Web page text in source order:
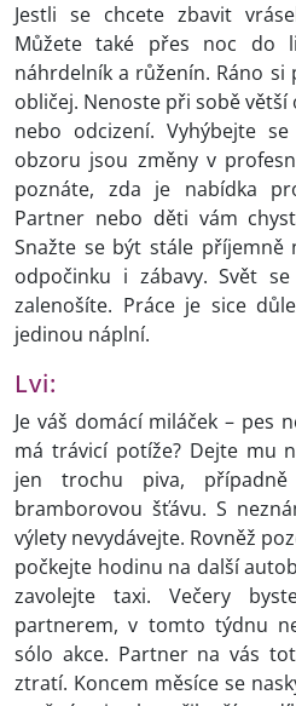
Jestli se chcete zbavit
Můžete také přes noc do
náhrdelník a růženín. Ráno
obličej. Nenoste při sobě
nebo odcizení. Vyhýbejte
obzoru jsou změny v
poznáte, zda je nabídka
Partner nebo děti vám
Snažte se být stále příjemně
odpočinku i zábavy. Svět
zalenošíte. Práce je sice
jedinou náplní.
Lvi:
Je váš domácí miláček – pes
má trávicí potíže? Dejte mu
jen trochu piva,
bramborovou šťávu. S
výlety nevydávejte. Rovněž
počkejte hodinu na další
zavolejte taxi. Večery
partnerem, v tomto týdnu
sólo akce. Partner na vás
ztratí. Koncem měsíce se